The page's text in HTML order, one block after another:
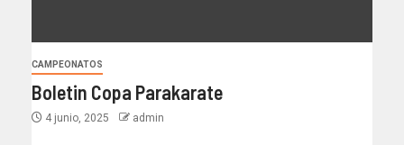
CAMPEONATOS
Boletin Copa Parakarate
4 junio, 2025 admin